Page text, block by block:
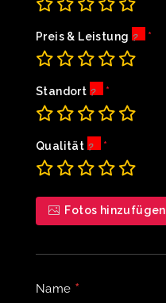
Preis & Leistung
Standort
Qualität
Fotos hinzufügen
Name *